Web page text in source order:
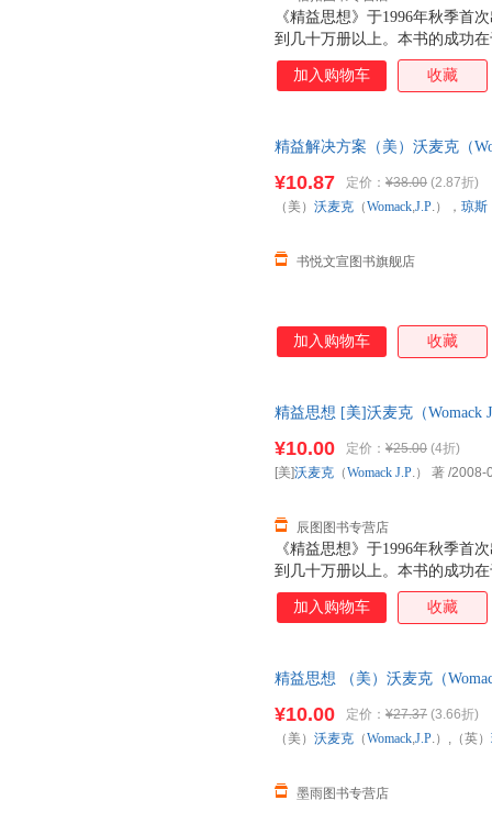
《精益思想》于1996年秋季首
到几十万册以上。本书的成功
者提供了精益的核心原则，实
大小企业推行精益的实际情况
值流动起来；依靠客户需求拉
加入购物车 收藏
精益解决方案（美）沃麦克（
售,优惠多多,可开发票,放心选购
¥10.87 定价： ¥38.00 (2.87折)
书悦文宣图书旗舰店
（美） 沃麦克 （Womack,J.P.）， 琼斯
加入购物车 收藏
精益思想 [美]沃麦克（Womack
《精益思想》于1996年秋季首
到几十万册以上。本书的成功
者提供了精益的核心原则，实
大小企业推行精益的实际情况
值流动起来；依靠客户需求拉
¥10.00 定价： ¥25.00 (4折)
辰图图书专营店
[美]沃麦克 （Womack J.P.） 著 /2008-
加入购物车 收藏
精益思想 （美）沃麦克（
¥10.00 定价： ¥27.37 (3.66折)
墨雨图书专营店
（美） 沃麦克 （Womack,J.P.）,（英）